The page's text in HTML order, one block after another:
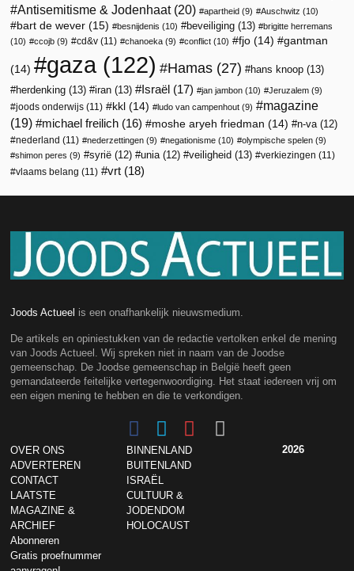
Antisemitisme & Jodenhaat(20) apartheid (9) Auschwitz (10)
bart de wever (15) besnijdenis (10) beveiliging (13)
brigitte herremans
(10)
ccojb (9) cd&v (11) chanoeka (9) conflict (10) fjo (14) gantman
(14) gaza(122) Hamas (27) hans knoop (13)
herdenking (13) iran (13) Israël (17) jan jambon (10) Jeruzalem (9)
joods onderwijs (11) kkl (14) ludo van campenhout (9)
magazine
(19)
michael freilich (16) moshe aryeh friedman (14) n-va (12)
nederland (11) nederzettingen (9) negationisme (10) olympische spelen (9)
shimon peres (9) syrië (12) unia (12) veiligheid (13) verkiezingen (11)
vlaams belang (11) vrt (18)
Joods Actueel is een onafhankelijk nieuwsmedium.
De artikels en opiniestukken van de redactie vertolken enkel de mening
van Joods Actueel. Wij spreken niet in naam van de Joodse
gemeenschap. De Joodse gemeenschap in België heeft geen
gemandateerde feitelijke vertegenwoordiging. Het staat iedereen vrij om
een eigen mening te hebben en die te verkondigen.
OVER ONS
ADVERTEREN
CONTACT
LAATSTE
MAGAZINE &
ARCHIEF
Abonneren
Gratis proefnummer
BINNENLAND
BUITENLAND
ISRAËL
CULTUUR &
JODENDOM
HOLOCAUST
2026